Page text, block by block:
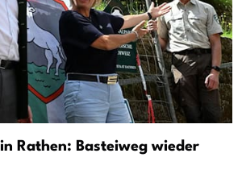
Rathen: Basteiweg wieder